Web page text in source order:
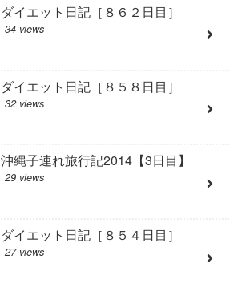
ダイエット日記［８６２日目］
34 views
ダイエット日記［８５８日目］
32 views
沖縄子連れ旅行記2014【3日目】
29 views
ダイエット日記［８５４日目］
27 views